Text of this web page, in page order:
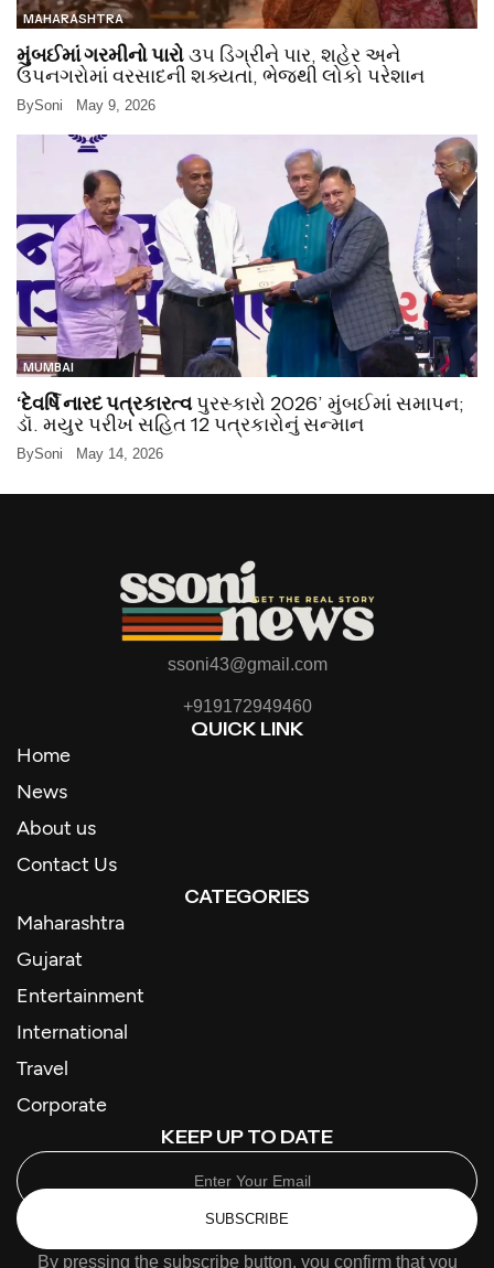
MAHARASHTRA
મુંબઈમાં ગરમીનો પારો૩૫ ડિગ્રીને પાર, શહેર અને
ઉપનગરોમાં વરસાદની શક્યતા, ભેજથી લોકો પરેશાન
BySoni May 9, 2026
MUMBAI
‘દેવર્ષિ નારદ પત્રકારત્વપુરસ્કારો 2026’ મુંબઈમાં સમાપન;
ડૉ. મયુર પરીખ સહિત 12 પત્રકારોનું સન્માન
BySoni May 14, 2026
ssoni43@gmail.com
+919172949460
QUICK LINK
Home
News
About us
Contact Us
CATEGORIES
Maharashtra
Gujarat
Entertainment
International
Travel
Corporate
KEEP UP TO DATE
SUBSCRIBE
By pressing the subscribe button, you confirm that you